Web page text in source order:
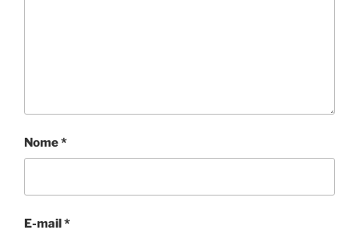
Nome*
E-mail*